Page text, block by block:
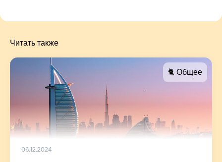
Читать также
🐈 Общее
06.12.2024